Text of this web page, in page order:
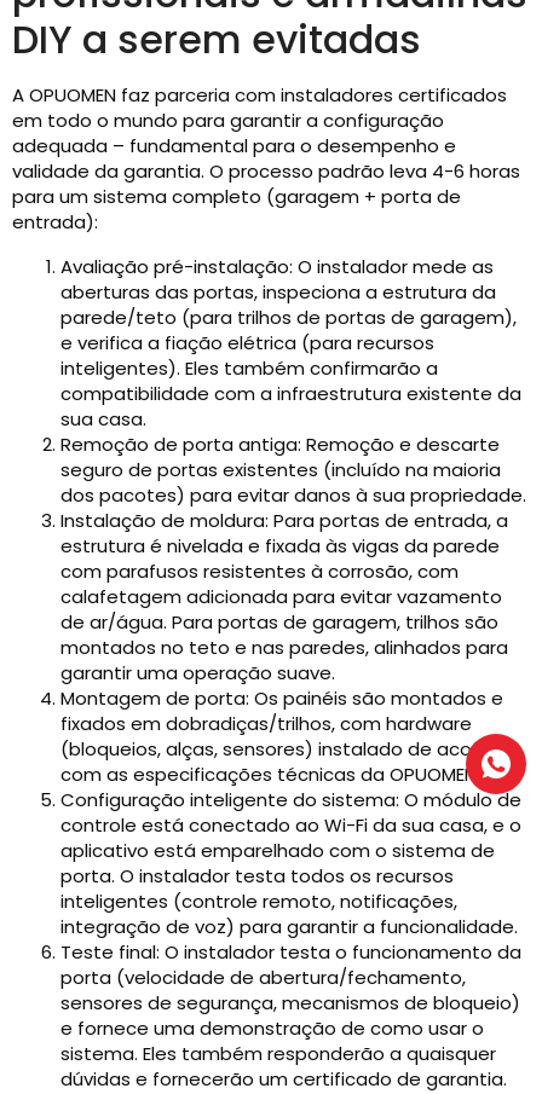
DIY a serem evitadas
A OPUOMEN faz parceria com instaladores certificados
em todo o mundo para garantir a configuração
adequada – fundamental para o desempenho e
validade da garantia. O processo padrão leva 4-6 horas
para um sistema completo (garagem + porta de
entrada):
Avaliação pré-instalação: O instalador mede as
aberturas das portas, inspeciona a estrutura da
parede/teto (para trilhos de portas de garagem),
e verifica a fiação elétrica (para recursos
inteligentes). Eles também confirmarão a
compatibilidade com a infraestrutura existente da
sua casa.
Remoção de porta antiga: Remoção e descarte
seguro de portas existentes (incluído na maioria
dos pacotes) para evitar danos à sua propriedade.
Instalação de moldura: Para portas de entrada, a
estrutura é nivelada e fixada às vigas da parede
com parafusos resistentes à corrosão, com
calafetagem adicionada para evitar vazamento
de ar/água. Para portas de garagem, trilhos são
montados no teto e nas paredes, alinhados para
garantir uma operação suave.
Montagem de porta: Os painéis são montados e
fixados em dobradiças/trilhos, com hardware
(bloqueios, alças, sensores) instalado de acordo
com as especificações técnicas da OPUOMEN.
Configuração inteligente do sistema: O módulo de
controle está conectado ao Wi-Fi da sua casa, e o
aplicativo está emparelhado com o sistema de
porta. O instalador testa todos os recursos
inteligentes (controle remoto, notificações,
integração de voz) para garantir a funcionalidade.
Teste final: O instalador testa o funcionamento da
porta (velocidade de abertura/fechamento,
sensores de segurança, mecanismos de bloqueio)
e fornece uma demonstração de como usar o
sistema. Eles também responderão a quaisquer
dúvidas e fornecerão um certificado de garantia.